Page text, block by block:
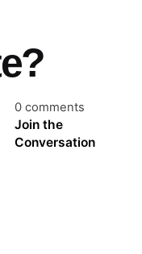
0 comments
Join the
Conversation